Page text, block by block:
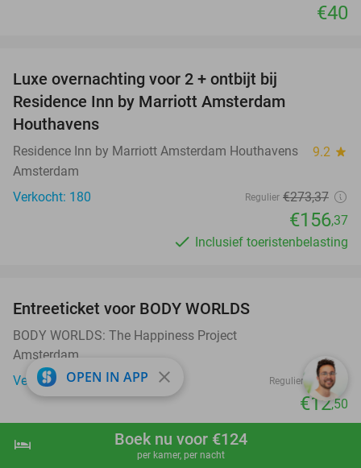
shopping_cart Boek nu
hotel Boek nu voor €124
per kamer, per nacht
€40
Luxe overnachting voor 2 + ontbijt bij
Residence Inn by Marriott Amsterdam
Houthavens
Residence Inn by Marriott Amsterdam Houthavens 9.2 star
Amsterdam
Verkocht: 180
Regulier €273,37
€156,37
Inclusief toeristenbelasting
Entreeticket voor BODY WORLDS
BODY WORLDS: The Happiness Project
Amsterdam
Verkocht: 506
Regulier €25
€12,50
favorite_border
OPEN IN APP close